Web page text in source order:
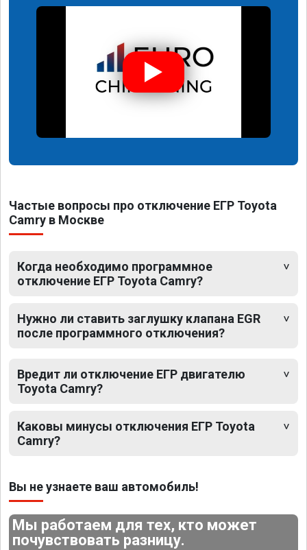
Частые вопросы про отключение ЕГР Toyota
Camry в Москве
Когда необходимо программное
отключение ЕГР Toyota Camry?
Нужно ли ставить заглушку клапана EGR
после программного отключения?
Вредит ли отключение ЕГР двигателю
Toyota Camry?
Каковы минусы отключения ЕГР Toyota
Camry?
Вы не узнаете ваш автомобиль!
Мы работаем для тех, кто может
почувствовать разницу.